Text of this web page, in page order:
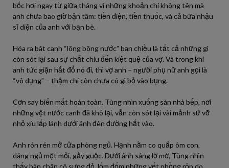
bốc hơi ngay từ giữa tháng vì những khoản chi không tên mà
anh chưa bao giờ bận tâm: tiền điện, tiền thuốc, và cả bữa nhậu
sĩ diện của anh với bạn bè.
Hóa ra bát canh “lõng bõng nước” ban chiều là tất cả những gì
còn sót lại sau sự chắt chiu đến kiệt quệ của vợ. Và trong khi
anh tức giận hất đổ nó đi, thì vợ anh – người phụ nữ anh gọi là
“vô dụng” – thậm chí còn chưa có gì bỏ vào bụng.
Cơn say biến mất hoàn toàn. Tùng nhìn xuống sàn nhà bếp, nơi
những vệt nước canh đã khô lại, vẫn còn sót lại vài mảnh sứ vỡ
nhỏ xíu lấp lánh dưới ánh đèn đường hắt vào.
Anh rón rén mở cửa phòng ngủ. Hạnh nằm co quắp ôm con,
dáng ngủ mệt mỏi, gầy guộc. Dưới ánh sáng lờ mờ, Tùng nhìn
thấy bàn chân cô sưng đỏ, lốm đốm những vết phồng rộp do